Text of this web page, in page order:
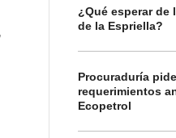
¿Qué esperar de
de la Espriella?
Procuraduría
requerimientos
Ecopetrol